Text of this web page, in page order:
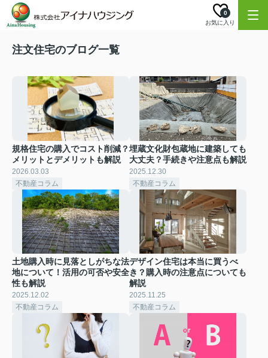
お気に入り
0
注文住宅のブログ一覧
規格住宅の購入でコスト削減？
メリットとデメリットも解説
2026.03.03
不動産コラム
埋蔵文化財包蔵地に建築しても
大丈夫？手続きや注意点も解説
2025.12.30
不動産コラム
土地購入時に見落としがちな法
地について！活用の可否や安全
性も解説
2025.12.02
不動産コラム
デザイン住宅は本当に買うべ
き？購入時の注意点についても
解説
2025.11.25
不動産コラム